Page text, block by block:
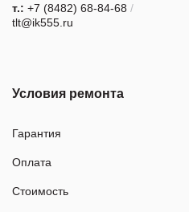
т.: +7 (8482) 68-84-68 /
tlt@ik555.ru
Условия ремонта
Гарантия
Оплата
Стоимость